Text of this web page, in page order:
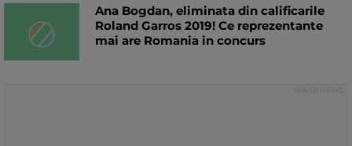
Ana Bogdan, eliminata din calificarile
Roland Garros 2019! Ce reprezentante
mai are Romania in concurs